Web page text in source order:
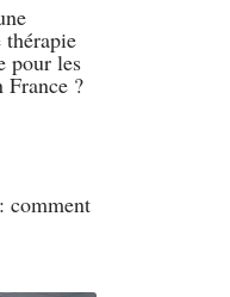
thérapie
pour les
France ?
comment